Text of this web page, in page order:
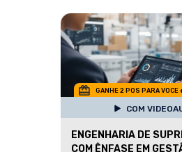
GANHE 2 POS PARA VOCE
COM
ENGENHARIA DE
COM ÊNFASE EM